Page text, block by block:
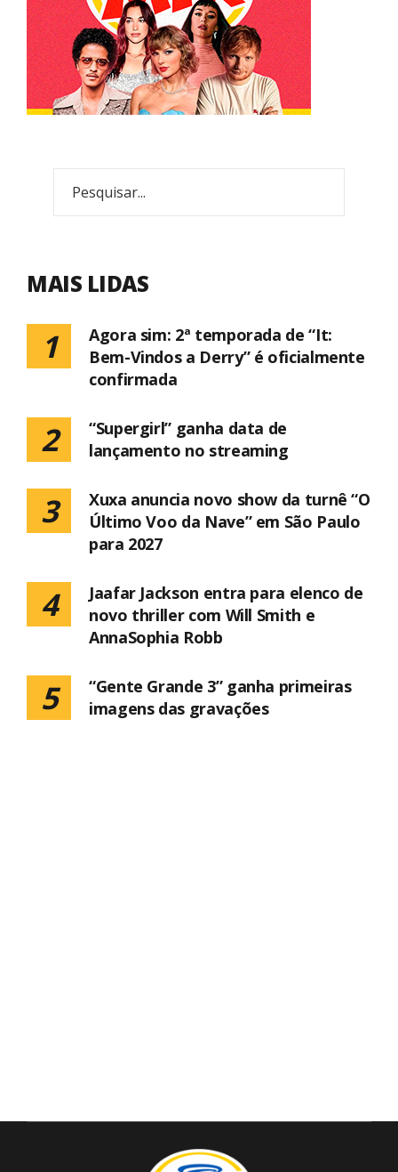
MAIS LIDAS
1
Agora sim: 2ª temporada de “It:
Bem-Vindos a Derry” é oficialmente
confirmada
2
“Supergirl” ganha data de
lançamento no streaming
3
Xuxa anuncia novo show da turnê “O
Último Voo da Nave” em São Paulo
para 2027
4
Jaafar Jackson entra para elenco de
novo thriller com Will Smith e
AnnaSophia Robb
5
“Gente Grande 3” ganha primeiras
imagens das gravações